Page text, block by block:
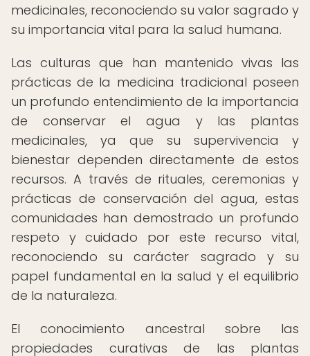
medicinales, reconociendo su valor sagrado y
su importancia vital para la salud humana.
Las culturas que han mantenido vivas las
prácticas de la medicina tradicional poseen
un profundo entendimiento de la importancia
de conservar el agua y las plantas
medicinales, ya que su supervivencia y
bienestar dependen directamente de estos
recursos. A través de rituales, ceremonias y
prácticas de conservación del agua, estas
comunidades han demostrado un profundo
respeto y cuidado por este recurso vital,
reconociendo su carácter sagrado y su
papel fundamental en la salud y el equilibrio
de la naturaleza.
El conocimiento ancestral sobre las
propiedades curativas de las plantas